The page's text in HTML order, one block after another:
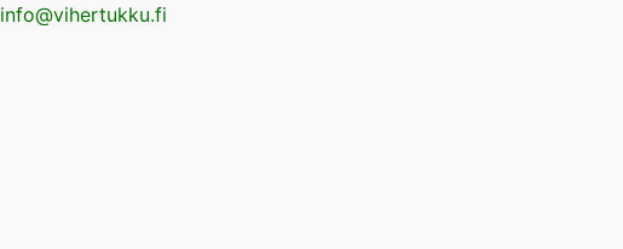
info@vihertukku.fi